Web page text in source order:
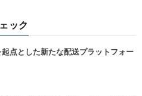
ック
点とした新たな配送プラットフォー